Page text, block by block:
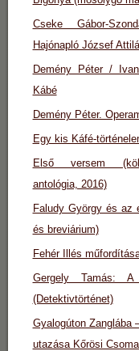
Cseke Gábor-
Hajónapló József
Demény Péter /
Kábé
Demény Péter.
Egy kis Káfé-
Első versem
antológia, 2016)
Faludy György és az
és breviárium)
Fehér Illés
Gergely Tamás:
(Detektivtörténet)
Gyalogúton Zanglába
utazása Kőrösi